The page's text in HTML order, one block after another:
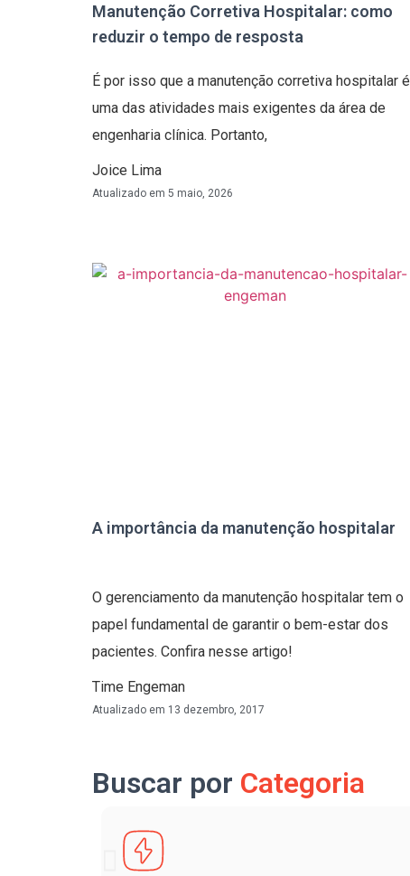
Manutenção Corretiva Hospitalar: como
reduzir o tempo de resposta
É por isso que a manutenção corretiva hospitalar é
uma das atividades mais exigentes da área de
engenharia clínica. Portanto,
Joice Lima
Atualizado em 5 maio, 2026
A importância da manutenção hospitalar
O gerenciamento da manutenção hospitalar tem o
papel fundamental de garantir o bem-estar dos
pacientes. Confira nesse artigo!
Time Engeman
Atualizado em 13 dezembro, 2017
Buscar por Categoria